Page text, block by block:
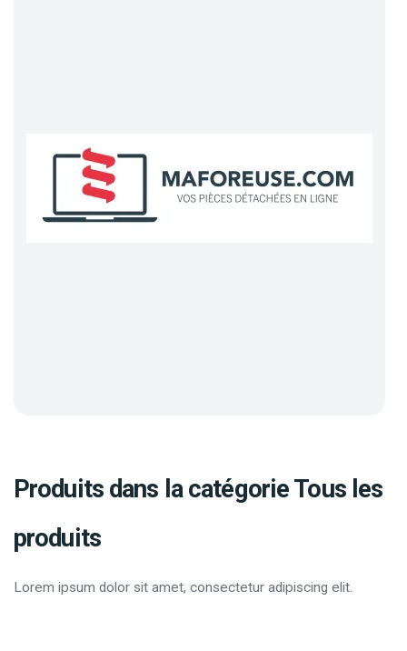
Produits dans la catégorie Tous les
produits
Lorem ipsum dolor sit amet, consectetur adipiscing elit.